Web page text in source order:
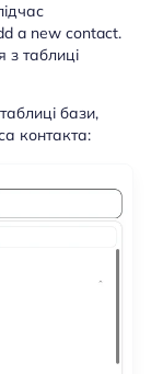
a new contact.
з таблиці
бази,
контакта: